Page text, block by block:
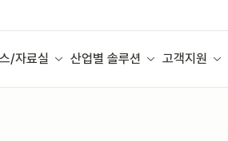
/자료실 산업별 솔루션 고객지원